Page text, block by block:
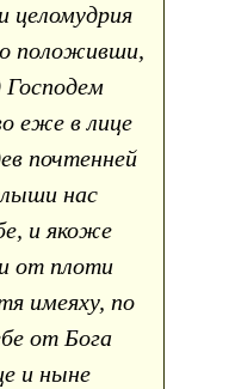
целомудрия
положивши,
Господем
еже в лице
почтенней
нас
и якоже
от плоти
имеяху, по
от Бога
и ныне